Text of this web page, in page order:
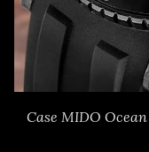
Case MIDO